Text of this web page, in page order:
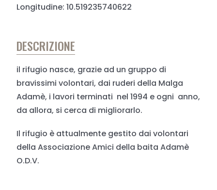
Longitudine: 10.519235740622
DESCRIZIONE
il rifugio nasce, grazie ad un gruppo di
bravissimi volontari, dai ruderi della Malga
Adamè, i lavori terminati nel 1994 e ogni anno,
da allora, si cerca di migliorarlo.
Il rifugio è attualmente gestito dai volontari
della Associazione Amici della baita Adamè
O.D.V.